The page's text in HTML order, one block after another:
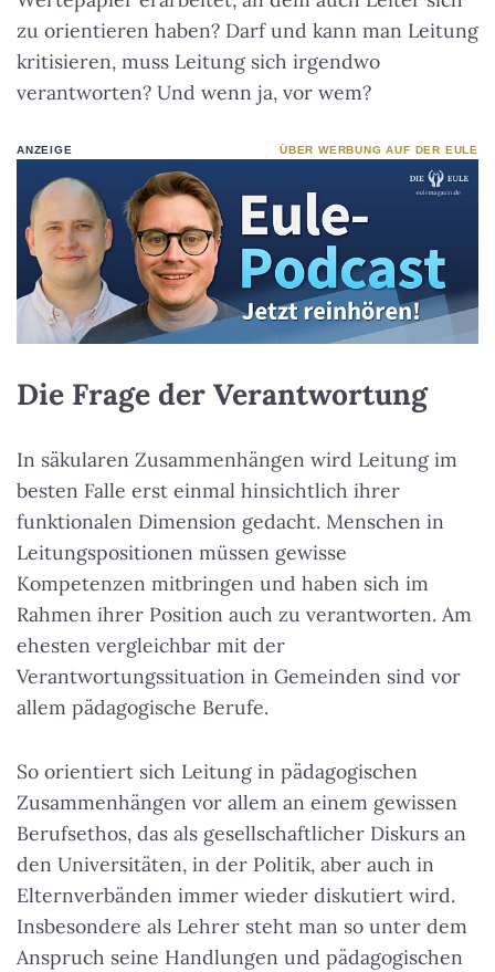
zu orientieren haben? Darf und kann man Leitung
kritisieren, muss Leitung sich irgendwo
verantworten? Und wenn ja, vor wem?
ANZEIGE ÜBER WERBUNG AUF DER EULE
Die Frage der Verantwortung
In säkularen Zusammenhängen wird Leitung im
besten Falle erst einmal hinsichtlich ihrer
funktionalen Dimension gedacht. Menschen in
Leitungspositionen müssen gewisse
Kompetenzen mitbringen und haben sich im
Rahmen ihrer Position auch zu verantworten. Am
ehesten vergleichbar mit der
Verantwortungssituation in Gemeinden sind vor
allem pädagogische Berufe.
So orientiert sich Leitung in pädagogischen
Zusammenhängen vor allem an einem gewissen
Berufsethos, das als gesellschaftlicher Diskurs an
den Universitäten, in der Politik, aber auch in
Elternverbänden immer wieder diskutiert wird.
Insbesondere als Lehrer steht man so unter dem
Anspruch seine Handlungen und pädagogischen